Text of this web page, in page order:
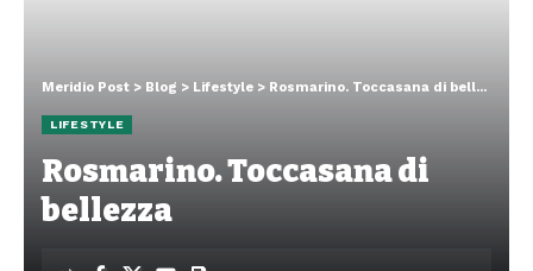
Meridio Post > Blog > Lifestyle > Rosmarino. Toccasana di bellezza
LIFESTYLE
Rosmarino. Toccasana di
bellezza